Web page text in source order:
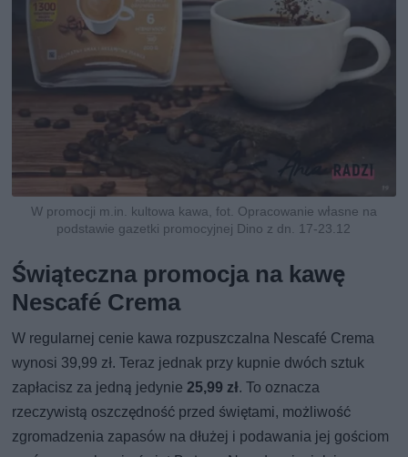
W promocji m.in. kultowa kawa, fot. Opracowanie własne na
podstawie gazetki promocyjnej Dino z dn. 17-23.12
Świąteczna promocja na kawę
Nescafé Crema
W regularnej cenie kawa rozpuszczalna Nescafé Crema
wynosi 39,99 zł. Teraz jednak przy kupnie dwóch sztuk
zapłacisz za jedną jedynie25,99 zł. To oznacza
rzeczywistą oszczędność przed świętami, możliwość
zgromadzenia zapasów na dłużej i podawania jej gościom